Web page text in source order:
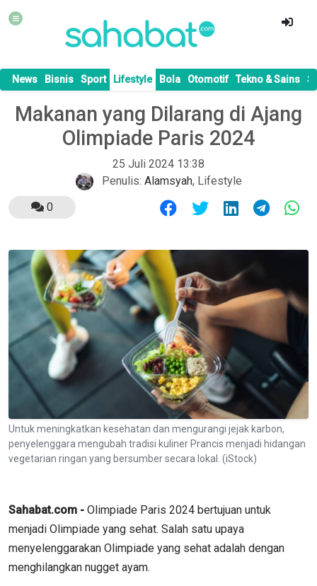
News Bisnis Sport Lifestyle Bola Otomotif Tekno & Sains
Makanan yang Dilarang di Ajang
Olimpiade Paris 2024
25 Juli 2024 13:38
Penulis: Alamsyah, Lifestyle
0
Untuk meningkatkan kesehatan dan mengurangi jejak karbon,
penyelenggara mengubah tradisi kuliner Prancis menjadi hidangan
vegetarian ringan yang bersumber secara lokal. (iStock)
Sahabat.com - Olimpiade Paris 2024 bertujuan untuk
menjadi Olimpiade yang sehat. Salah satu upaya
menyelenggarakan Olimpiade yang sehat adalah dengan
menghilangkan nugget ayam.